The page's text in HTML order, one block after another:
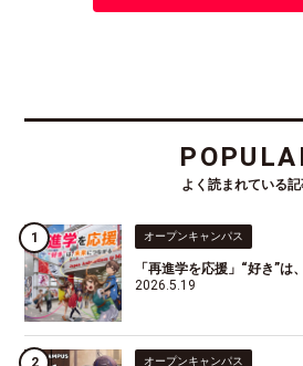
よく読まれている
オープンキャンパス
「再進学を応援」“好き”は
2026.5.19
オープンキャンパス